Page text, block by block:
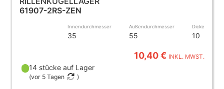
61907-2RS-ZEN
Innendurchmesser
35
Außendurchmesser
55
Dicke
10
10,40 € INKL. MWST.
14 stücke auf Lager
(vor 5 Tagen )